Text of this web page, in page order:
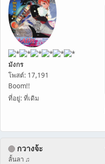
มังกร
โพสต์: 17,191
Boom!!
ที่อยู่: ที่เดิม
กวางจ้ะ
ลั้นลา ♫